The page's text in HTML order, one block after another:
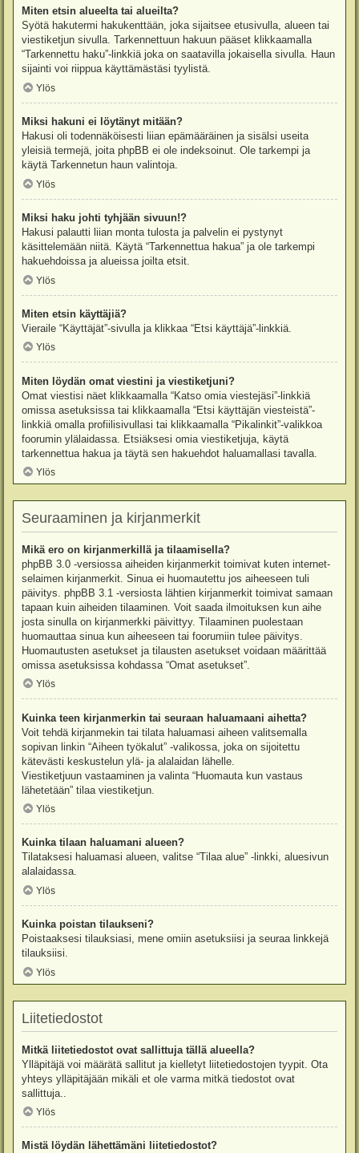
Miten etsin alueelta tai alueilta?
Syötä hakutermi hakukenttään, joka sijaitsee etusivulla, alueen tai
viestiketjun sivulla. Tarkennettuun hakuun pääset klikkaamalla
“Tarkennettu haku”-linkkiä joka on saatavilla jokaisella sivulla. Haun
sijainti voi riippua käyttämästäsi tyylistä.
Ylös
Miksi hakuni ei löytänyt mitään?
Hakusi oli todennäköisesti liian epämääräinen ja sisälsi useita
yleisiä termejä, joita phpBB ei ole indeksoinut. Ole tarkempi ja
käytä Tarkennetun haun valintoja.
Ylös
Miksi haku johti tyhjään sivuun!?
Hakusi palautti liian monta tulosta ja palvelin ei pystynyt
käsittelemään niitä. Käytä “Tarkennettua hakua” ja ole tarkempi
hakuehdoissa ja alueissa joilta etsit.
Ylös
Miten etsin käyttäjiä?
Vieraile “Käyttäjät”-sivulla ja klikkaa “Etsi käyttäjä”-linkkiä.
Ylös
Miten löydän omat viestini ja viestiketjuni?
Omat viestisi näet klikkaamalla “Katso omia viestejäsi”-linkkiä
omissa asetuksissa tai klikkaamalla “Etsi käyttäjän viesteistä”-
linkkiä omalla profiilisivullasi tai klikkaamalla “Pikalinkit”-valikkoa
foorumin ylälaidassa. Etsiäksesi omia viestiketjuja, käytä
tarkennettua hakua ja täytä sen hakuehdot haluamallasi tavalla.
Ylös
Seuraaminen ja kirjanmerkit
Mikä ero on kirjanmerkillä ja tilaamisella?
phpBB 3.0 -versiossa aiheiden kirjanmerkit toimivat kuten internet-
selaimen kirjanmerkit. Sinua ei huomautettu jos aiheeseen tuli
päivitys. phpBB 3.1 -versiosta lähtien kirjanmerkit toimivat samaan
tapaan kuin aiheiden tilaaminen. Voit saada ilmoituksen kun aihe
josta sinulla on kirjanmerkki päivittyy. Tilaaminen puolestaan
huomauttaa sinua kun aiheeseen tai foorumiin tulee päivitys.
Huomautusten asetukset ja tilausten asetukset voidaan määrittää
omissa asetuksissa kohdassa “Omat asetukset”.
Ylös
Kuinka teen kirjanmerkin tai seuraan haluamaani aihetta?
Voit tehdä kirjanmekin tai tilata haluamasi aiheen valitsemalla
sopivan linkin “Aiheen työkalut” -valikossa, joka on sijoitettu
kätevästi keskustelun ylä- ja alalaidan lähelle.
Viestiketjuun vastaaminen ja valinta “Huomauta kun vastaus
lähetetään” tilaa viestiketjun.
Ylös
Kuinka tilaan haluamani alueen?
Tilataksesi haluamasi alueen, valitse “Tilaa alue” -linkki, aluesivun
alalaidassa.
Ylös
Kuinka poistan tilaukseni?
Poistaaksesi tilauksiasi, mene omiin asetuksiisi ja seuraa linkkejä
tilauksiisi.
Ylös
Liitetiedostot
Mitkä liitetiedostot ovat sallittuja tällä alueella?
Ylläpitäjä voi määrätä sallitut ja kielletyt liitetiedostojen tyypit. Ota
yhteys ylläpitäjään mikäli et ole varma mitkä tiedostot ovat
sallittuja..
Ylös
Mistä löydän lähettämäni liitetiedostot?